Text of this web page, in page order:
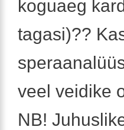
koguaeg
tagasi)??
veel veidike
NB!